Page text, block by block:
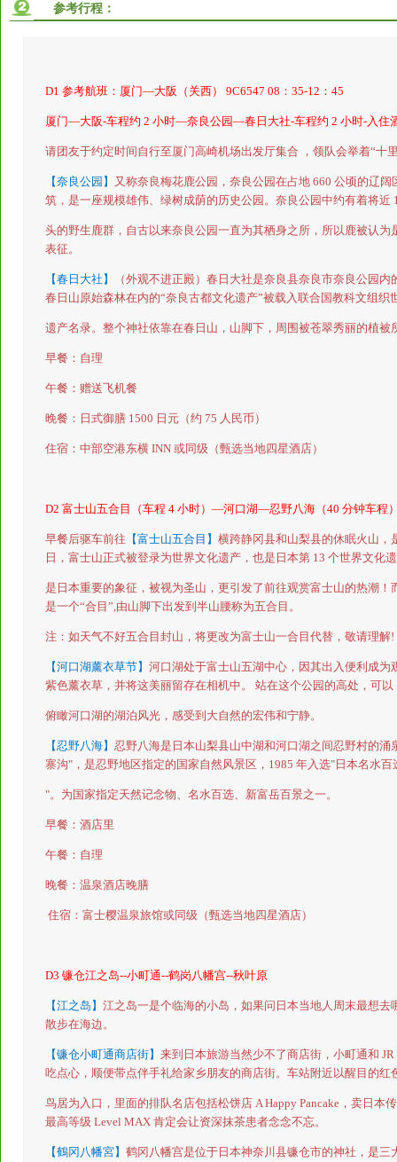
参考行程：
D1 参考航班：厦门—大阪（关西） 9C6547 08 ： 35-12 ： 45
厦门—大阪-车程约 2 小时—奈良公园—春日大社-车程约 2 小时-入住
请团友于约定时间自行至厦门高崎机场出发厅集合 ，领队会举着“十
【奈良公园】 又称奈良梅花鹿公园，奈良公园在占地 660 公顷的辽阔
筑，是一座规模雄伟、绿树成荫的历史公园。奈良公园中约有着将近
头的野生鹿群，自古以来奈良公园一直为其栖身之所，所以鹿被认
表征。
【春日大社】
（外观不进正殿）春日大社是奈良县奈良市奈良公园
春日山原始森林在内的“奈良古都文化遗产”被载入联合国教科文组织
遗产名录。整个神社依靠在春日山，山脚下，周围被苍翠秀丽的植
早餐：自理
午餐：赠送飞机餐
晚餐：日式御膳 1500 日元（约 75 人民币）
住宿：中部空港东横 INN 或同级（甄选当地四星酒店）
D2 富士山五合目（车程 4 小时）—河口湖—忍野八海（40 分钟车程
早餐后驱车前往 【富士山五合目】 横跨静冈县和山梨县的休眠火山，
日，富士山正式被登录为世界文化遗产，也是日本第 13 个世界文化
是日本重要的象征，被视为圣山，更引发了前往观赏富士山的热潮！
是一个“合目”,由山脚下出发到半山腰称为五合目。
注：如天气不好五合目封山，将更改为富士山一合目代替，敬请理解!
【河口湖薰衣草节】 河口湖处于富士山五湖中心，因其出入便利成
紫色薰衣草，并将这美丽留存在相机中。
站在这个公园的高处，可以
俯瞰河口湖的湖泊风光，感受到大自然的宏伟和宁静。
【忍野八海】 忍野八海是日本山梨县山中湖和河口湖之间忍野村的
寨沟" ，是忍野地区指定的国家自然风景区， 1985 年入选" 日本名水百
"。为国家指定天然记念物、名水百选、新富岳百景之一。
早餐：酒店里
午餐：自理
晚餐：温泉酒店晚膳
住宿：富士樱温泉旅馆或同级（甄选当地四星酒店）
D3 镰仓江之岛--小町通--鹤岗八幡宫--秋叶原
【江之岛】 江之岛一是个临海的小岛，如果问日本当地人周末最想
散步在海边。
【镰仓小町通商店街】 来到日本旅游当然少不了商店街，小町通和 JR
吃点心，顺便带点伴手礼给家乡朋友的商店街。车站附近以醒目的红
鸟居为入口，里面的排队名店包括松饼店 A Happy Pancake ，卖日本
最高等级 Level MAX 肯定会让资深抹茶患者念念不忘。
【鶴冈八幡宮】 鹤冈八幡宫是位于日本神奈川县镰仓市的神社，是